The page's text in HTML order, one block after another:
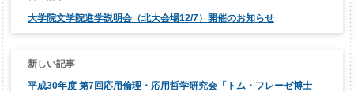
ゲ
大学院文学院進学説明会（北大会場12/7）開催のお知らせ
平成30年度 第7回応用倫理・応用哲学研究会「トム・フレーゼ博士